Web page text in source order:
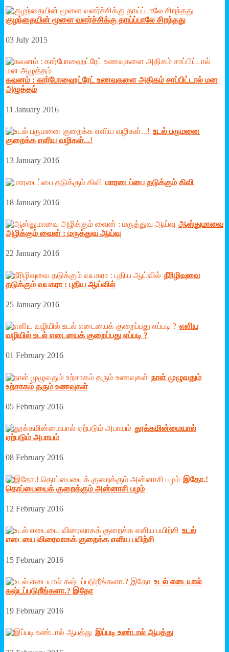
குழந்தையின் மூளை வளர்ச்சிக்கு தாய்ப்பாலே சிறந்தது
03 July 2015
கவனம் : கார்போஹைட்ரேட் உணவுகளை அதிகம் சாப்பிட்டால் மன
அழுத்தம்
11 January 2016
உடல் பருமனை
குறைக்க எ‌ளிய வழிகள்...!
13 January 2016
மாரடைப்பை தடுக்கும் கிவி
18 January 2016
ஆஸ்துமாவை
அழிக்கும் வைன் : மருத்துவ ஆய்வு
22 January 2016
நீரிழிவுவை
தடுக்கும் வயகரா : புதிய ஆய்வில்
25 January 2016
எளிய
வழியில் உடல் எடையைக் குறைப்பது எப்படி ?
01 February 2016
நாள் முழுவதும்
உற்சாகம் தரும் உணவுகள்
05 February 2016
தூக்கமின்மையால்
ஏற்படும் அபாயம்
08 February 2016
இதோ.!
தொப்பையைக் குறைக்கும் அன்னாசி பழம்
12 February 2016
உடல்
எடையை விரைவாகக் குறைக்க எளிய பயிற்சி
15 February 2016
உடல் எடையால்
கஷ்டப்படுறீங்களா.? இதோ
19 February 2016
இப்படி உண்டால் ஆபத்து